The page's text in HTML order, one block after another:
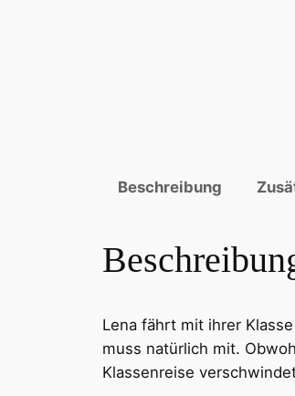
Beschreibung
Lena fährt mit ihrer
muss natürlich mit.
Klassenreise